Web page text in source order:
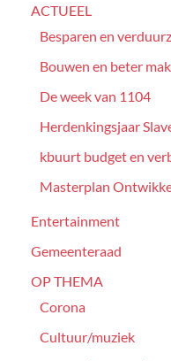
ACTUEEL
Besparen en
Bouwen en beter
De week van 1104
Herdenkingsjaar
kbuurt budget en
Masterplan
Entertainment
Gemeenteraad
OP THEMA
Corona
Cultuur/muziek